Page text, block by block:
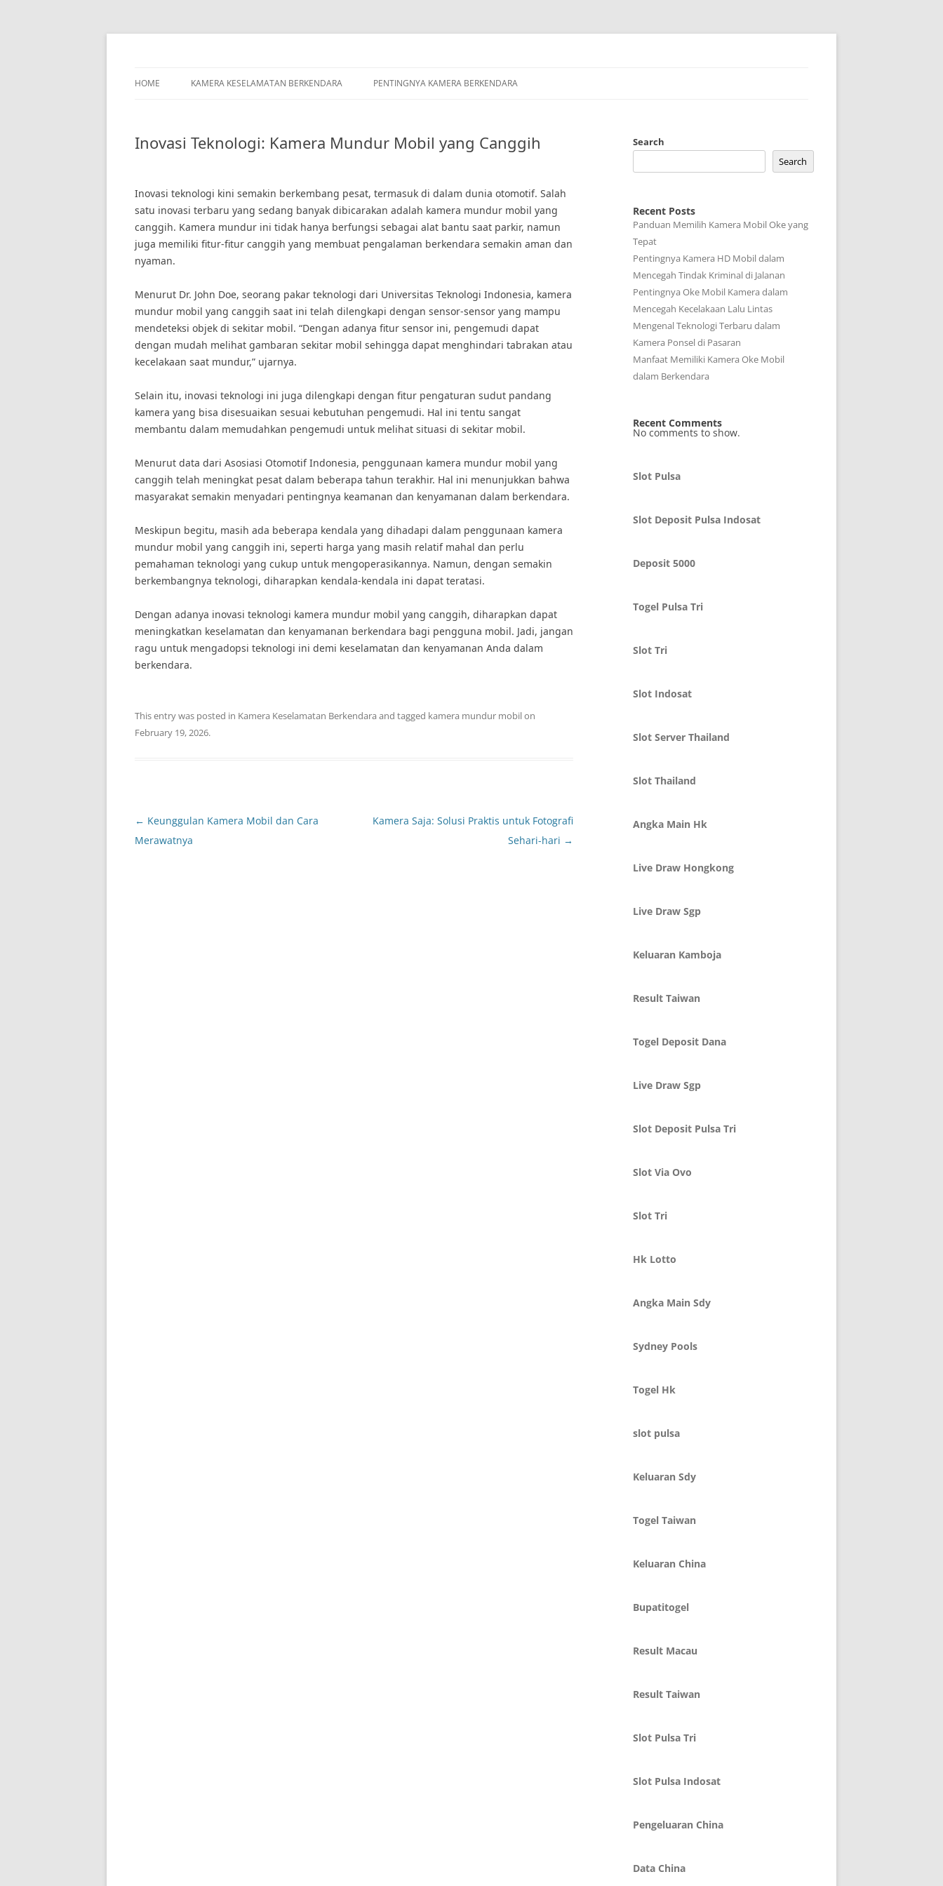
Skip
HOME KAMERA KESELAMATAN BERKENDARA PENTINGNYA KAMERA BERKENDARA
Inovasi Teknologi: Kamera Mundur Mobil yang Canggih
Inovasi teknologi kini semakin berkembang pesat, termasuk di dalam dunia otomotif. Salah
satu inovasi terbaru yang sedang banyak dibicarakan adalah kamera mundur mobil yang
canggih. Kamera mundur ini tidak hanya berfungsi sebagai alat bantu saat parkir, namun
juga memiliki fitur-fitur canggih yang membuat pengalaman berkendara semakin aman dan
nyaman.
Menurut Dr. John Doe, seorang pakar teknologi dari Universitas Teknologi Indonesia, kamera
mundur mobil yang canggih saat ini telah dilengkapi dengan sensor-sensor yang mampu
mendeteksi objek di sekitar mobil. “Dengan adanya fitur sensor ini, pengemudi dapat
dengan mudah melihat gambaran sekitar mobil sehingga dapat menghindari tabrakan atau
kecelakaan saat mundur,” ujarnya.
Selain itu, inovasi teknologi ini juga dilengkapi dengan fitur pengaturan sudut pandang
kamera yang bisa disesuaikan sesuai kebutuhan pengemudi. Hal ini tentu sangat
membantu dalam memudahkan pengemudi untuk melihat situasi di sekitar mobil.
Menurut data dari Asosiasi Otomotif Indonesia, penggunaan kamera mundur mobil yang
canggih telah meningkat pesat dalam beberapa tahun terakhir. Hal ini menunjukkan bahwa
masyarakat semakin menyadari pentingnya keamanan dan kenyamanan dalam berkendara.
Meskipun begitu, masih ada beberapa kendala yang dihadapi dalam penggunaan kamera
mundur mobil yang canggih ini, seperti harga yang masih relatif mahal dan perlu
pemahaman teknologi yang cukup untuk mengoperasikannya. Namun, dengan semakin
berkembangnya teknologi, diharapkan kendala-kendala ini dapat teratasi.
Dengan adanya inovasi teknologi kamera mundur mobil yang canggih, diharapkan dapat
meningkatkan keselamatan dan kenyamanan berkendara bagi pengguna mobil. Jadi, jangan
ragu untuk mengadopsi teknologi ini demi keselamatan dan kenyamanan Anda dalam
berkendara.
This entry was posted in Kamera Keselamatan Berkendara and tagged kamera mundur mobilon
February 19, 2026.
Post
navigation
← Keunggulan Kamera Mobil dan Cara
Merawatnya
Kamera Saja: Solusi Praktis untuk Fotografi
Sehari-hari →
Search
Search
Recent Posts
Panduan Memilih Kamera Mobil Oke yang
Tepat
Pentingnya Kamera HD Mobil dalam
Mencegah Tindak Kriminal di Jalanan
Pentingnya Oke Mobil Kamera dalam
Mencegah Kecelakaan Lalu Lintas
Mengenal Teknologi Terbaru dalam
Kamera Ponsel di Pasaran
Manfaat Memiliki Kamera Oke Mobil
dalam Berkendara
Recent Comments
No comments to show.
Slot Pulsa
Slot Deposit Pulsa Indosat
Deposit 5000
Togel Pulsa Tri
Slot Tri
Slot Indosat
Slot Server Thailand
Slot Thailand
Angka Main Hk
Live Draw Hongkong
Live Draw Sgp
Keluaran Kamboja
Result Taiwan
Togel Deposit Dana
Live Draw Sgp
Slot Deposit Pulsa Tri
Slot Via Ovo
Slot Tri
Hk Lotto
Angka Main Sdy
Sydney Pools
Togel Hk
slot pulsa
Keluaran Sdy
Togel Taiwan
Keluaran China
Bupatitogel
Result Macau
Result Taiwan
Slot Pulsa Tri
Slot Pulsa Indosat
Pengeluaran China
Data China